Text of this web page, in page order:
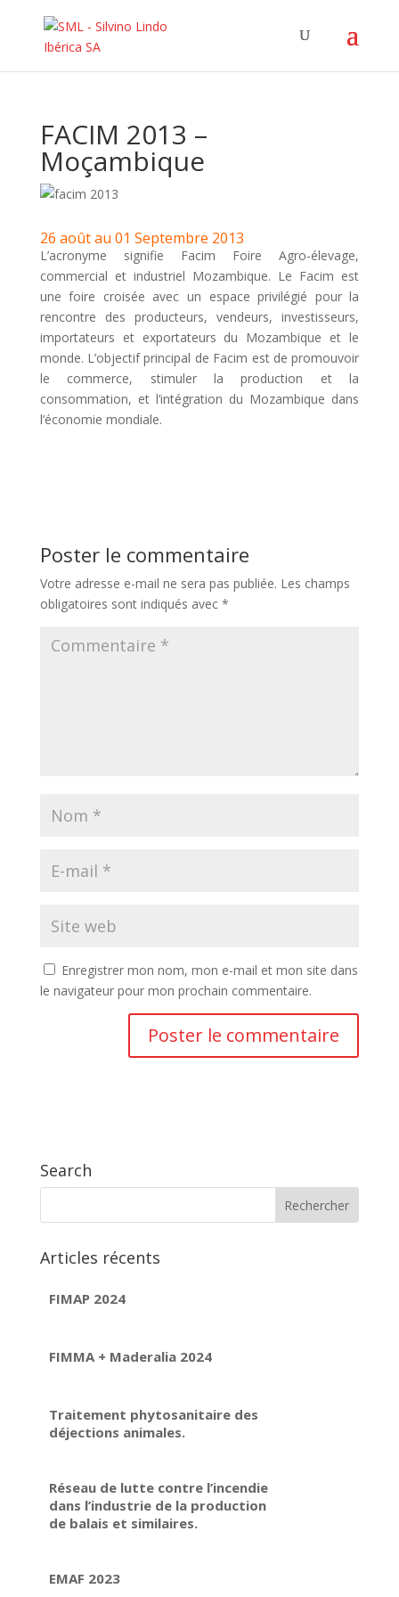
FACIM 2013 –
Moçambique
26 août au 01 Septembre 2013
L’acronyme signifie Facim Foire Agro-élevage,
commercial et industriel Mozambique. Le Facim est
une foire croisée avec un espace privilégié pour la
rencontre des producteurs, vendeurs, investisseurs,
importateurs et exportateurs du Mozambique et le
monde. L’objectif principal de Facim est de promouvoir
le commerce, stimuler la production et la
consommation, et l’intégration du Mozambique dans
l’économie mondiale.
Poster le commentaire
Votre adresse e-mail ne sera pas publiée. Les champs
obligatoires sont indiqués avec *
Enregistrer mon nom, mon e-mail et mon site dans
le navigateur pour mon prochain commentaire.
Search
Articles récents
FIMAP 2024
FIMMA + Maderalia 2024
Traitement phytosanitaire des
déjections animales.
Réseau de lutte contre l’incendie
dans l’industrie de la production
de balais et similaires.
EMAF 2023